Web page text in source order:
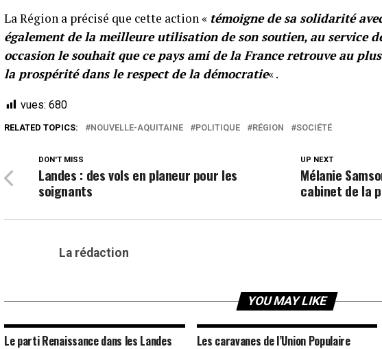
La Région a précisé que cette action « témoigne de sa solidarité
également de la meilleure utilisation de son soutien, au service
occasion le souhait que ce pays ami de la France retrouve au
la prospérité dans le respect de la démocratie« .
vues: 680
RELATED TOPICS: NOUVELLE-AQUITAINE POLITIQUE RÉGION SOCIÉTÉ
UP NEXT
Mélanie
cabinet de la
DON'T MISS
Landes : des vols en planeur pour les
soignants
La rédaction
YOU MAY LIKE
Le parti Renaissance dans les Landes Les caravanes de l’Union Populaire